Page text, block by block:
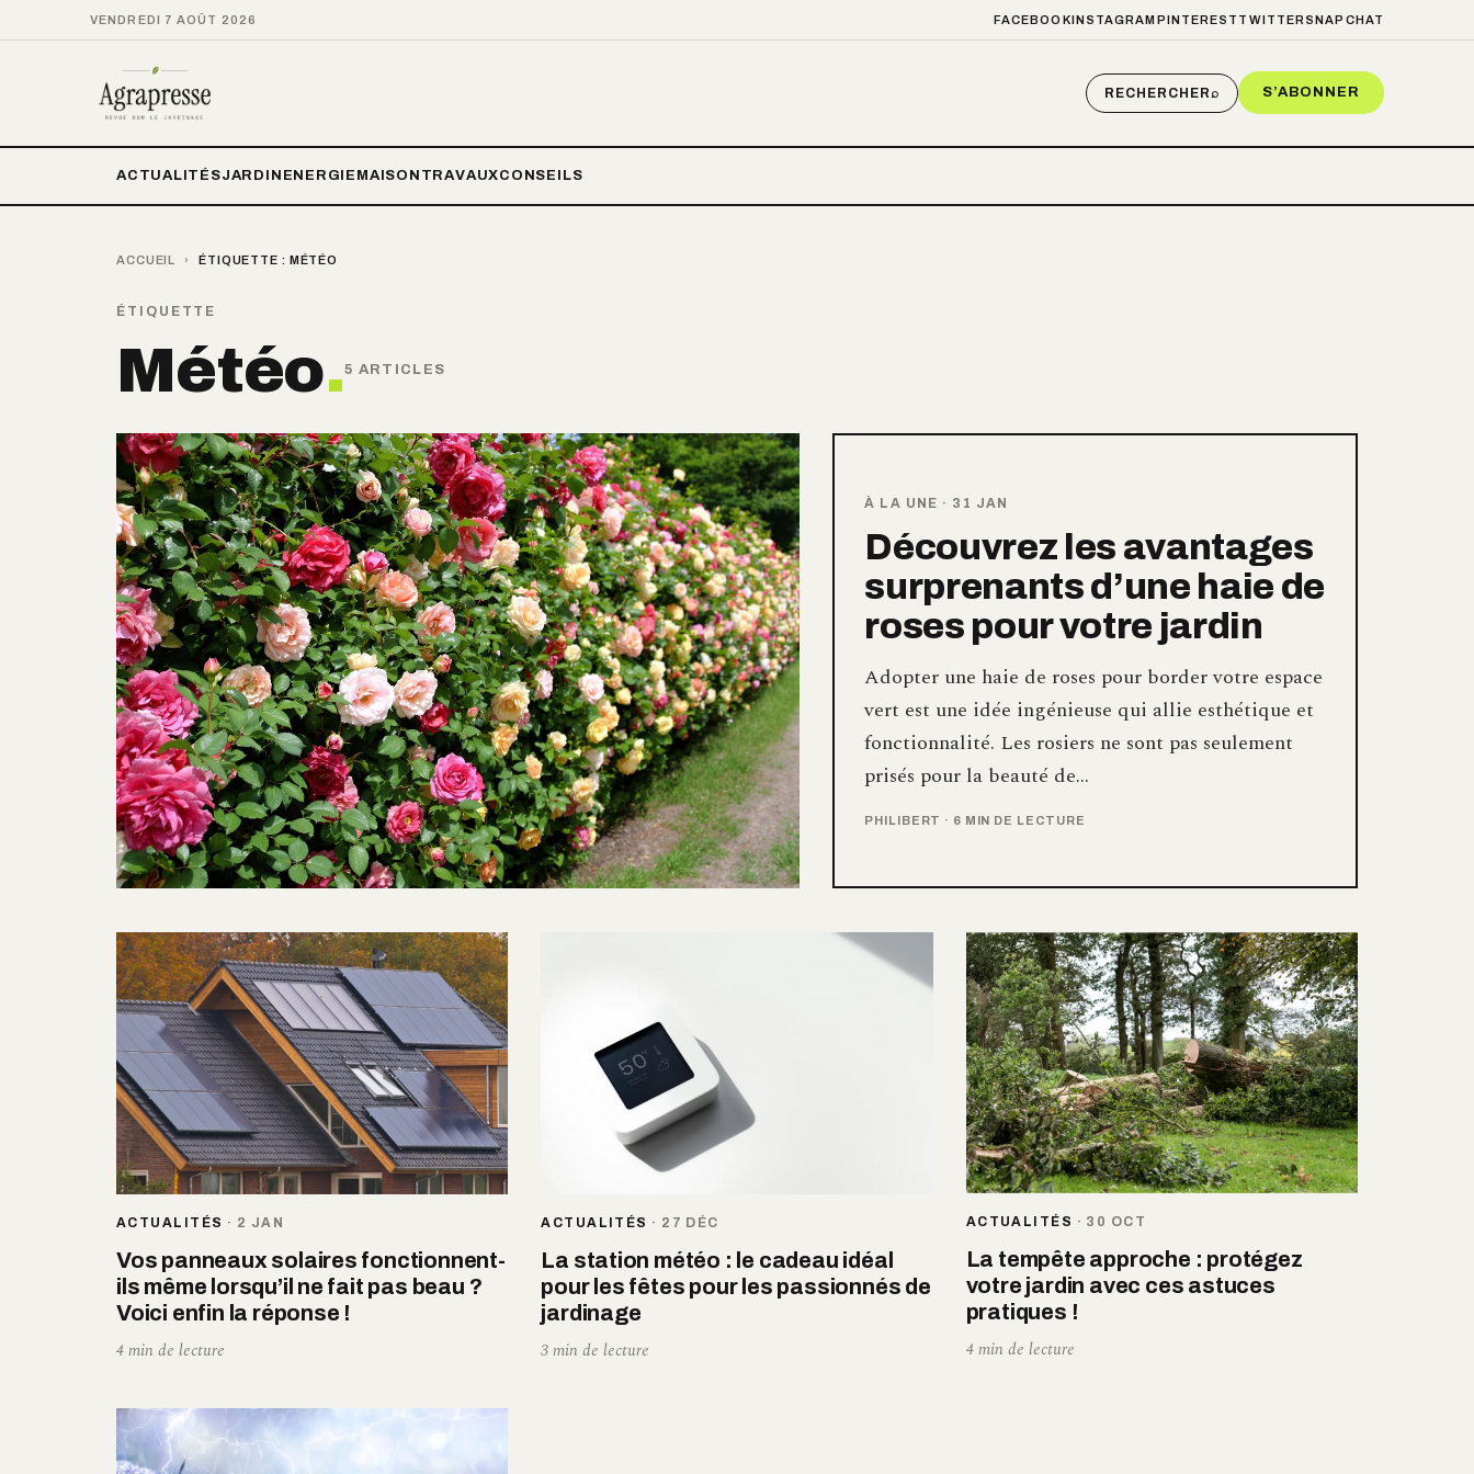
VENDREDI 7 AOÛT 2026 FACEBOOKINSTAGRAM PINTEREST TWITTER SNAPCHAT
RECHERCHER⌕ S’ABONNER
ACTUALITÉSJARDIN ENERGIE MAISON TRAVAUXCONSEILS
ACCUEIL › ÉTIQUETTE : MÉTÉO
ÉTIQUETTE
Météo.5 ARTICLES
À LA UNE · 31 JAN
Découvrez les avantages
surprenants d’une haie de
roses pour votre jardin
Adopter une haie de roses pour border votre espace
vert est une idée ingénieuse qui allie esthétique et
fonctionnalité. Les rosiers ne sont pas seulement
prisés pour la beauté de…
PHILIBERT · 6 MIN DE LECTURE
ACTUALITÉS · 2 JAN
Vos panneaux solaires fonctionnent-
ils même lorsqu’il ne fait pas beau ?
Voici enfin la réponse !
4 min de lecture
ACTUALITÉS · 27 DÉC
La station météo : le cadeau idéal
pour les fêtes pour les passionnés de
jardinage
3 min de lecture
ACTUALITÉS · 30 OCT
La tempête approche : protégez
votre jardin avec ces astuces
pratiques !
4 min de lecture